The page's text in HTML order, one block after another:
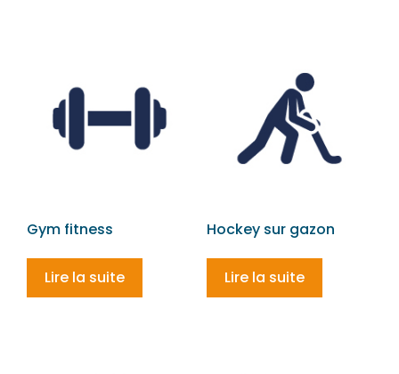
Gym fitness
Lire la suite
Hockey sur gazon
Lire la suite